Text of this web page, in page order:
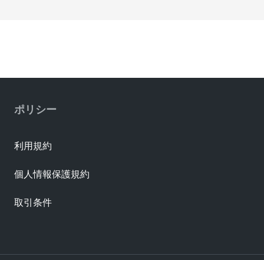
ポリシー
利用規約
個人情報保護規約
取引条件